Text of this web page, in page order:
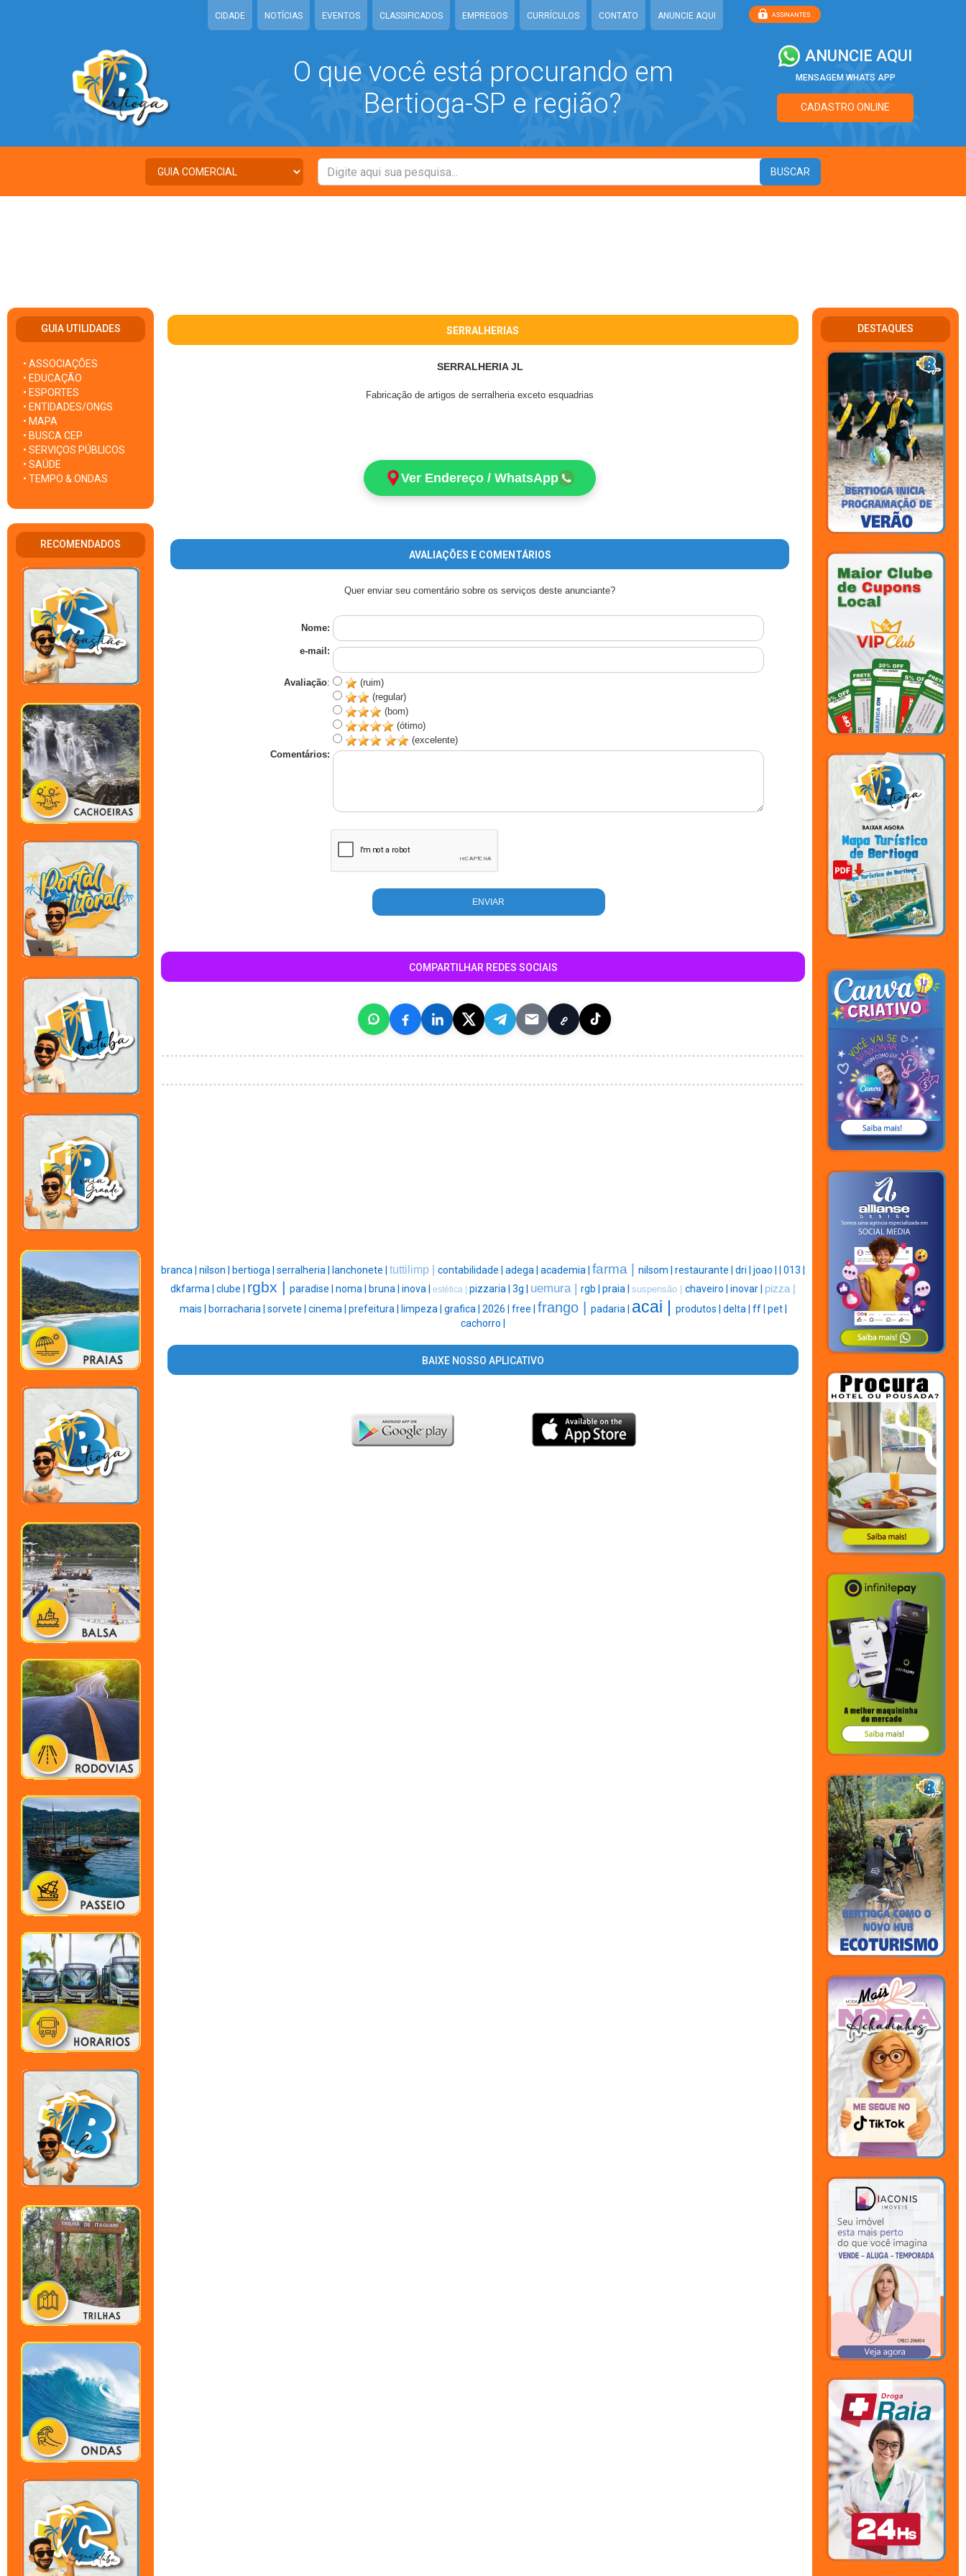
CIDADE NOTÍCIAS EVENTOS CLASSIFICADOS EMPREGOS CURRÍCULOS CONTATO ANUNCIE AQUI
O que você está procurando em
Bertioga-SP e região?
ANUNCIE AQUI
MENSAGEM WHATS APP
CADASTRO ONLINE
GUIA UTILIDADES
• ASSOCIAÇÕES
• EDUCAÇÃO
• ESPORTES
• ENTIDADES/ONGS
• MAPA
• BUSCA CEP
• SERVIÇOS PÚBLICOS
• SAÚDE
• TEMPO & ONDAS
RECOMENDADOS
SERRALHERIAS
SERRALHERIA JL
Fabricação de artigos de serralheria exceto esquadrias
Ver Endereço / WhatsApp
AVALIAÇÕES E COMENTÁRIOS
Quer enviar seu comentário sobre os serviços deste anunciante?
Nome:
e-mail:
Avaliação:
(ruim)
(regular)
(bom)
(ótimo)
(excelente)
Comentários:
COMPARTILHAR REDES SOCIAIS
branca | nilson | bertioga | serralheria | lanchonete | tuttilimp | contabilidade | adega | academia | farma | nilsom | restaurante | dri | joao |
013 |
dkfarma | clube | rgbx | paradise | noma | bruna | inova | estética | pizzaria | 3g | uemura | rgb | praia | suspensão | chaveiro | inovar | pizza |
mais |
borracharia | sorvete | cinema | prefeitura | limpeza | grafica | 2026 | free | frango | padaria | acai | produtos | delta | ff | pet |
cachorro |
BAIXE NOSSO APLICATIVO
DESTAQUES